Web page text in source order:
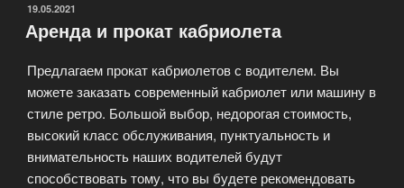
ОПУБЛИКОВАНО
19.05.2021
Аренда и прокат кабриолета
Предлагаем прокат кабриолетов с водителем. Вы
можете заказать современный кабриолет или машину в
стиле ретро. Большой выбор, недорогая стоимость,
высокий класс обслуживания, пунктуальность и
внимательность наших водителей будут
способствовать тому, что вы будете рекомендовать